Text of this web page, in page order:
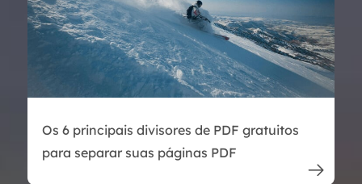
Os 6 principais divisores de PDF gratuitos
para separar suas páginas PDF
